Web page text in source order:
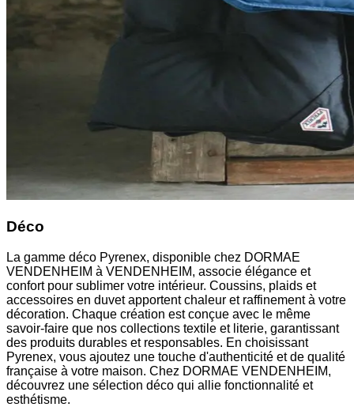
Déco
La gamme déco Pyrenex, disponible chez DORMAE
VENDENHEIM à VENDENHEIM, associe élégance et
confort pour sublimer votre intérieur. Coussins, plaids et
accessoires en duvet apportent chaleur et raffinement à votre
décoration. Chaque création est conçue avec le même
savoir-faire que nos collections textile et literie, garantissant
des produits durables et responsables. En choisissant
Pyrenex, vous ajoutez une touche d'authenticité et de qualité
française à votre maison. Chez DORMAE VENDENHEIM,
découvrez une sélection déco qui allie fonctionnalité et
esthétisme.